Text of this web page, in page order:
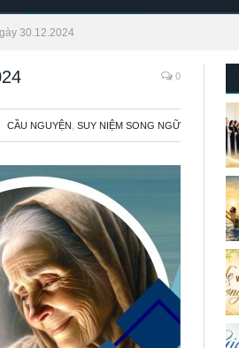
30.12.2024
0
CẦU NGUYỆN SUY NIỆM SONG NGỮ